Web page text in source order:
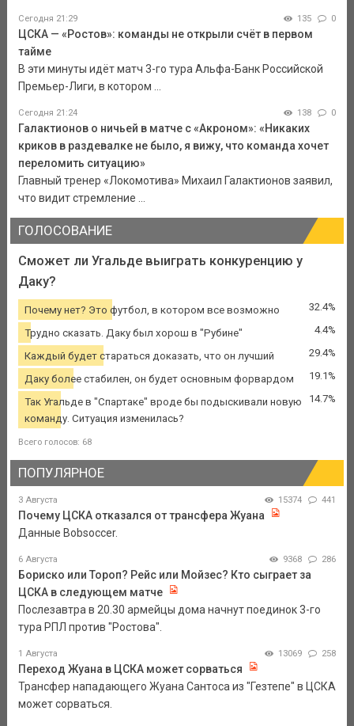
Сегодня 21:29 135 0
ЦСКА — «Ростов»: команды не открыли счёт в первом
тайме
В эти минуты идёт матч 3-го тура Альфа-Банк Российской
Премьер-Лиги, в котором ...
Сегодня 21:24 138 0
Галактионов о ничьей в матче с «Акроном»: «Никаких
криков в раздевалке не было, я вижу, что команда хочет
переломить ситуацию»
Главный тренер «Локомотива» Михаил Галактионов заявил,
что видит стремление ...
ГОЛОСОВАНИЕ
Сможет ли Угальде выиграть конкуренцию у
Даку?
Почему нет? Это футбол, в котором все возможно 32.4%
Трудно сказать. Даку был хорош в "Рубине" 4.4%
Каждый будет стараться доказать, что он лучший 29.4%
Даку более стабилен, он будет основным форвардом 19.1%
Так Угальде в "Спартаке" вроде бы подыскивали новую
команду. Ситуация изменилась?
14.7%
Всего голосов: 68
ПОПУЛЯРНОЕ
3 Августа 15374 441
Почему ЦСКА отказался от трансфера Жуана
Данные Bobsoccer.
6 Августа 9368 286
Бориско или Тороп? Рейс или Мойзес? Кто сыграет за
ЦСКА в следующем матче
Послезавтра в 20.30 армейцы дома начнут поединок 3-го
тура РПЛ против "Ростова".
1 Августа 13069 258
Переход Жуана в ЦСКА может сорваться
Трансфер нападающего Жуана Сантоса из "Гезтепе" в ЦСКА
может сорваться.